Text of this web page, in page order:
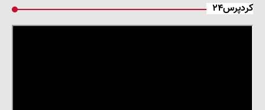
کردپرس۲۴